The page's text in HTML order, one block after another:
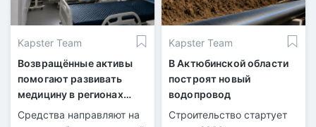
Kapster Team
Возвращённые активы
помогают развивать
медицину в регионах
Казахстана
Средства направляют на
Kapster Team
В Актюбинской области
построят новый
водопровод
Строительство стартует